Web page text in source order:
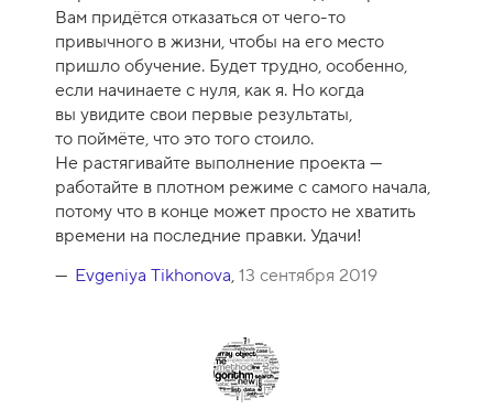
н
к
а
к
у
р
с
а
-
1
0
Вам придётся отказаться от чего-то
привычного в жизни, чтобы на его место
пришло обучение. Будет трудно, особенно,
если начинаете с нуля, как я. Но когда
вы увидите свои первые результаты,
то поймёте, что это того стоило.
Не растягивайте выполнение проекта —
работайте в плотном режиме с самого начала,
потому что в конце может просто не хватить
времени на последние правки. Удачи!
Evgeniya Tikhonova, 13 сентября 2019